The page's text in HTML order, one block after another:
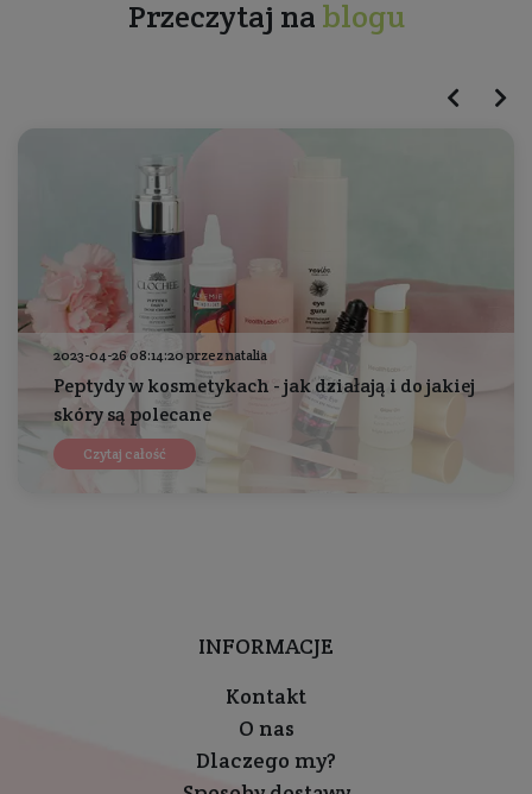
Przeczytaj na blogu
2023-04-26 08:14:20 przez natalia
Peptydy w kosmetykach - jak działają i do jakiej
skóry są polecane
Czytaj całość
INFORMACJE
Kontakt
O nas
Dlaczego my?